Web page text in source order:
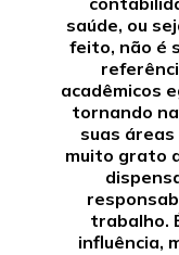
saúde, ou
feito, não é
acadêmicos
tornando
suas
muito grato
trabalho.
influência,